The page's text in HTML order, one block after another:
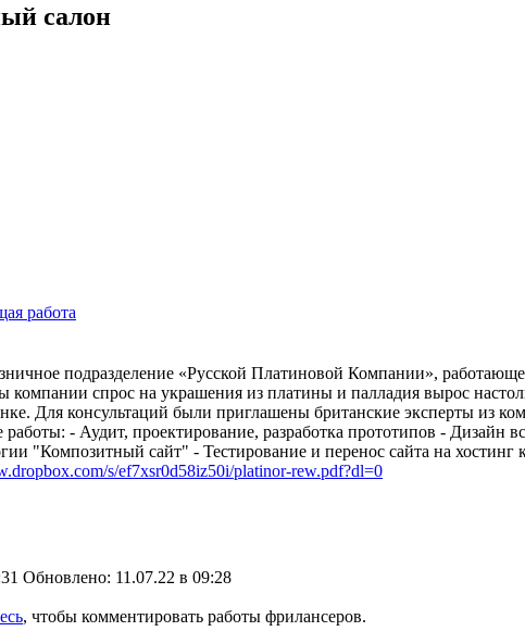
салон
работа
подразделение «Русской Платиновой Компании»,
компании спрос на украшения из платины и палладия вырос
Для консультаций были приглашены британские эксперты из
- Аудит, проектирование, разработка прототипов - Дизайн
"Композитный сайт" - Тестирование и перенос сайта на
s/ef7xsr0d58iz50i/platinor-rew.pdf?dl=0
Обновлено: 11.07.22 в 09:28
, чтобы комментировать работы фрилансеров.